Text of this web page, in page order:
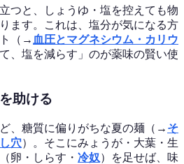
つと、しょうゆ・塩を控えても物
ます。これは、塩分が気になる方
（→血圧とマグネシウム・カリウ
、塩を減らす」のが薬味の賢い使
助ける
、糖質に偏りがちな夏の麺（→ そ
穴）。そこにみょうが・大葉・生
卵・しらす・ 冷奴）を足せば、味